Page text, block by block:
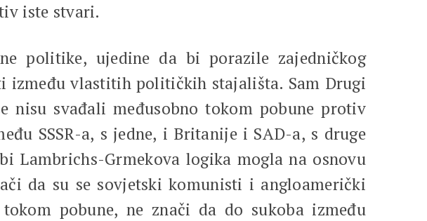
iste stvari.
politike, ujedine da bi porazile zajedničkog
između vlastitih političkih stajališta. Sam Drugi
nisu svađali međusobno tokom pobune protiv
SSSR-a, s jedne, i Britanije i SAD-a, s druge
Lambrichs-Grmekova logika mogla na osnovu
da su se sovjetski komunisti i angloamerički
pobune, ne znači da do sukoba između